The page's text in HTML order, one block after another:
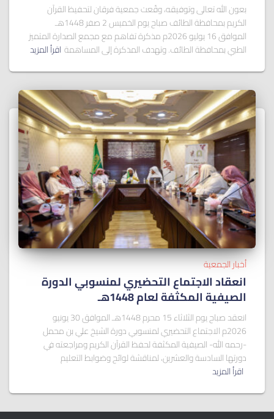
بعون الله تعالى وتوفيقه، وقّعت جمعية فرقان لتحفيظ القرآن
الكريم بمحافظة الطائف صباح يوم الخميس 2 صفر 1448هـ
الموافق 16 يوليو 2026م مذكرة تفاهم مع مجمع الصدارة المتميز
الطبي بمحافظة الطائف. وتهدف المذكرة إلى المساهمة اقرأ المزيد
أخبار الجمعية
انعقاد الاجتماع التحضيري لمنسوبي الدورة
الصيفية المكثفة لعام 1448هـ
انعقد صباح يوم الثلاثاء 15 محرم 1448هـ الموافق 30 يونيو
2026م الاجتماع التحضيري لمنسوبي دورة الشيخ علي بن محمل
-رحمه الله- الصيفية المكثفة لحفظ القرآن الكريم ومراجعته في
دورتها السادسة والعشرين، لمناقشة لوائح وضوابط التعليم
اقرأ المزيد